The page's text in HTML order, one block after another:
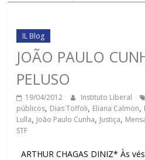
mais
importante
da
sociedade.
IL Blog
JOÃO PAULO
PELUSO
19/04/2012 Instituto Liberal
públicos, Dias Toffoli, Eliana Calmon,
Lulla, João Paulo Cunha, Justiça,
STF
ARTHUR CHAGAS DINIZ* Às